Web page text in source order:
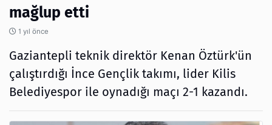
mağlup etti
1 yıl önce
Gaziantepli teknik direktör Kenan Öztürk'ün
çalıştırdığı İnce Gençlik takımı, lider Kilis
Belediyespor ile oynadığı maçı 2-1 kazandı.